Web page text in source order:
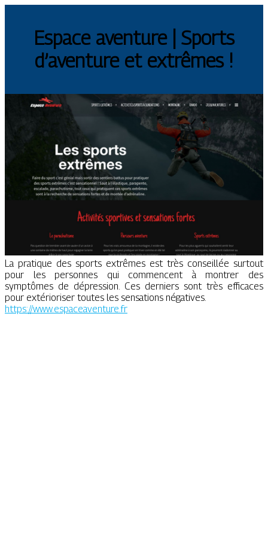
Espace aventure | Sports
d’aventure et extrêmes !
La pratique des sports extrêmes est très conseillée surtout
pour les personnes qui commencent à montrer des
symptômes de dépression. Ces derniers sont très efficaces
pour extérioriser toutes les sensations négatives.
https://www.espaceaventure.fr